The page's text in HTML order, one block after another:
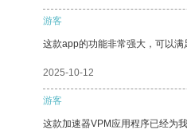
游客
这款app的功能非常强大，可以满
2025-10-12
游客
这款加速器VPM应用程序已经为